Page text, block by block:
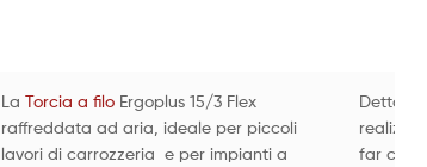
La Torcia a filoErgoplus 15/3 Flex
raffreddata ad aria, ideale per piccoli
lavori di carrozzeria e per impianti a
Detta
far